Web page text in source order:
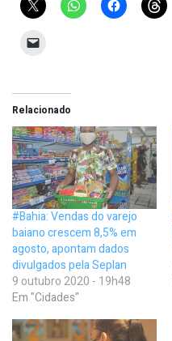
Relacionado
#Bahia: Vendas do varejo
baiano crescem 8,5% em
agosto, apontam dados
divulgados pela Seplan
9 outubro 2020 - 19h48
Em "Cidades"